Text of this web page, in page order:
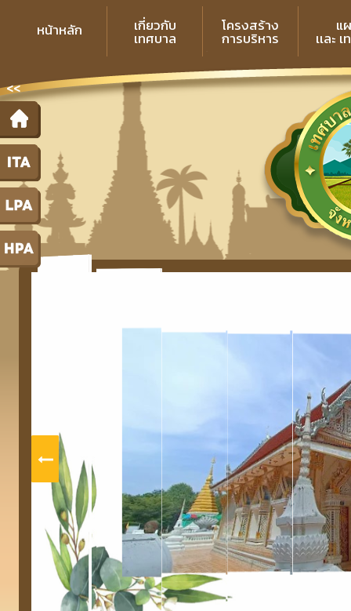
<<
หน้าหลัก เกี่ยวกับ
เทศบาล
โครงสร้าง
การบริหาร
แ
เเละ